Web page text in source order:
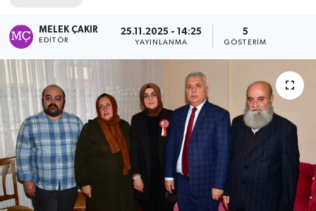
MELEK ÇAKIR
EDITÖR
25.11.2025 - 14:25
YAYINLANMA
5
GÖSTERIM